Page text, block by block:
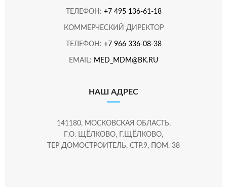
ТЕЛЕФОН: +7 495 136-61-18
КОММЕРЧЕСКИЙ ДИРЕКТОР
ТЕЛЕФОН: +7 966 336-08-38
EMAIL: MED_MDM@BK.RU
НАШ АДРЕС
141180, МОСКОВСКАЯ ОБЛАСТЬ,
Г.О. ЩЁЛКОВО, Г.ЩЁЛКОВО,
ТЕР ДОМОСТРОИТЕЛЬ, СТР.9, ПОМ. 38